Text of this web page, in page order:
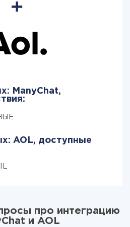
ManyChat,
AOL, доступные
про интеграцию
и AOL